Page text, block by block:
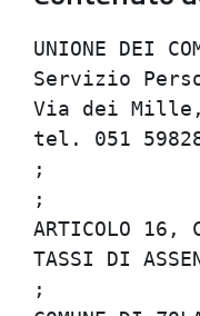
UNIONE DEI
Servizio
Via dei Mille,
tel. 051
;
;
ARTICOLO
TASSI DI
;